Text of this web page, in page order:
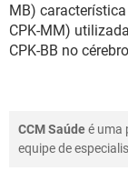
MB)
CPK-MM)
CPK-BB no
CCM Saúdeé uma
equipe de